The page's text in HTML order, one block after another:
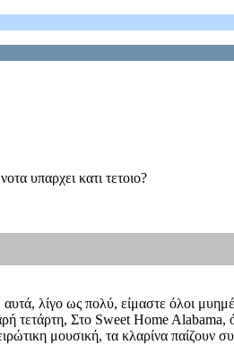
υπαρχει κατι τετοιο?
λίγο ως πολύ, είμαστε όλοι
τετάρτη, Στο Sweet Home Alabama,
μουσική, τα κλαρίνα παίζουν